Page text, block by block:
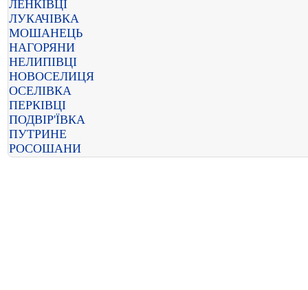
ЛЕНКІВЦІ
ЛУКАЧІВКА
МОШАНЕЦЬ
НАГОРЯНИ
НЕЛИПІВЦІ
НОВОСЕЛИЦЯ
ОСЕЛІВКА
ПЕРКІВЦІ
ПОДВІР'ЇВКА
ПУТРИНЕ
РОСОШАНИ